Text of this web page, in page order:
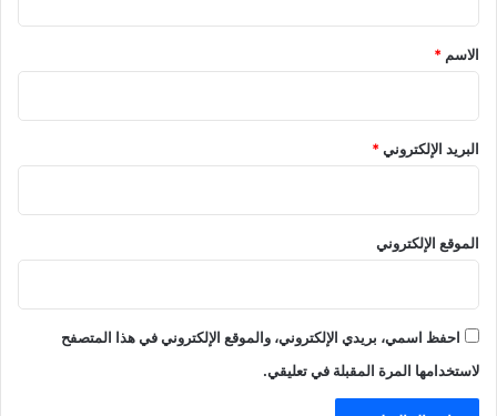
*
الاسم *
البريد الإلكتروني*
الموقع الإلكتروني
احفظ اسمي، بريدي الإلكتروني، والموقع الإلكتروني في هذا المتصفح
لاستخدامها المرة المقبلة في تعليقي.